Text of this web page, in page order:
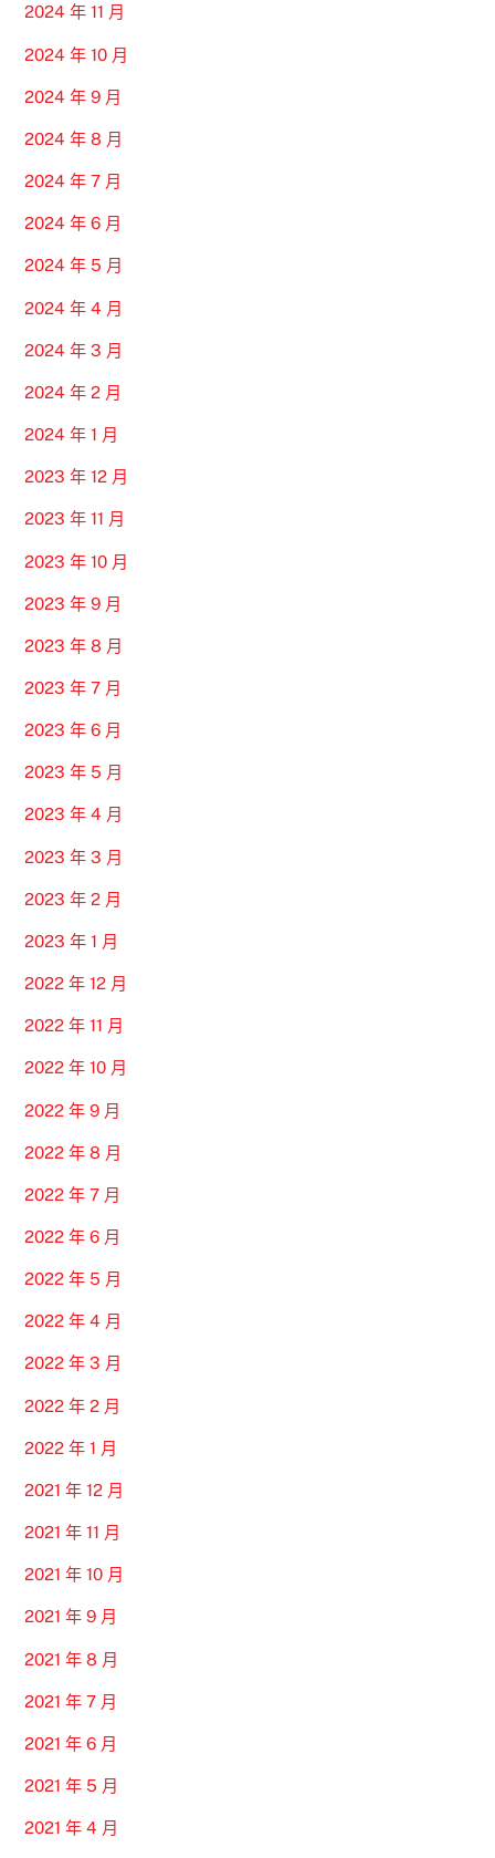
2024 年 11 月
2024 年 10 月
2024 年 9 月
2024 年 8 月
2024 年 7 月
2024 年 6 月
2024 年 5 月
2024 年 4 月
2024 年 3 月
2024 年 2 月
2024 年 1 月
2023 年 12 月
2023 年 11 月
2023 年 10 月
2023 年 9 月
2023 年 8 月
2023 年 7 月
2023 年 6 月
2023 年 5 月
2023 年 4 月
2023 年 3 月
2023 年 2 月
2023 年 1 月
2022 年 12 月
2022 年 11 月
2022 年 10 月
2022 年 9 月
2022 年 8 月
2022 年 7 月
2022 年 6 月
2022 年 5 月
2022 年 4 月
2022 年 3 月
2022 年 2 月
2022 年 1 月
2021 年 12 月
2021 年 11 月
2021 年 10 月
2021 年 9 月
2021 年 8 月
2021 年 7 月
2021 年 6 月
2021 年 5 月
2021 年 4 月